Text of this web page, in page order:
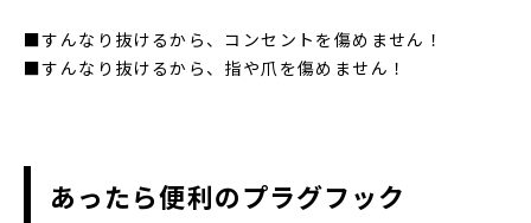
■すんなり抜けるから、コンセントを傷めません！
■すんなり抜けるから、指や爪を傷めません！
あったら便利のプラグフック